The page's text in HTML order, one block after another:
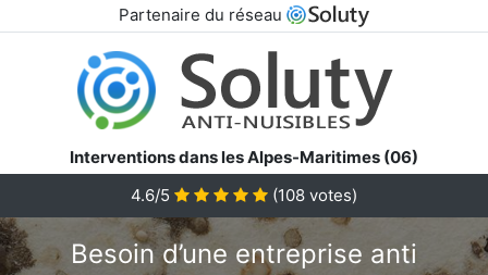
Partenaire du réseau
Interventions dans les Alpes-Maritimes (06)
4.6/5
(108 votes)
Besoin d’une entreprise anti